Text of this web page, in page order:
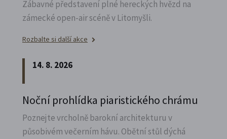
Zábavné představení plné hereckých hvězd na
zámecké open-air scéně v Litomyšli.
Rozbalte si další akce
14. 8. 2026
Noční prohlídka piaristického chrámu
Poznejte vrcholně barokní architekturu v
působivém večerním hávu. Obětní stůl dýchá